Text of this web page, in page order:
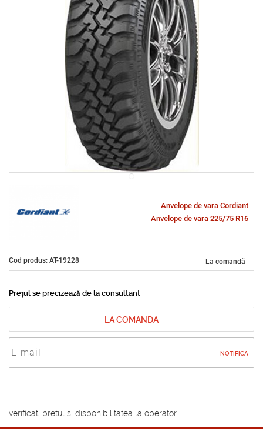
Anvelope de vara Cordiant
Anvelope de vara 225/75 R16
Cod produs: AT-19228 La comandă
Prețul se precizează de la consultant
LA COMANDA
NOTIFICA
verificati pretul si disponibilitatea la operator